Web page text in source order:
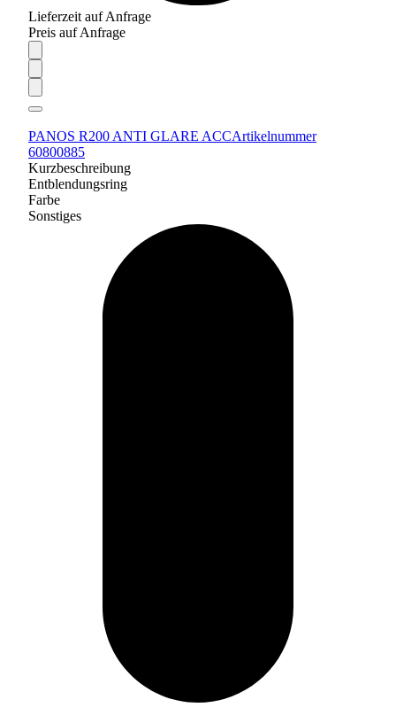
Lieferzeit auf Anfrage
Preis auf Anfrage
PANOS R200 ANTI GLARE ACCArtikelnummer
60800885
Kurzbeschreibung
Entblendungsring
Farbe
Sonstiges